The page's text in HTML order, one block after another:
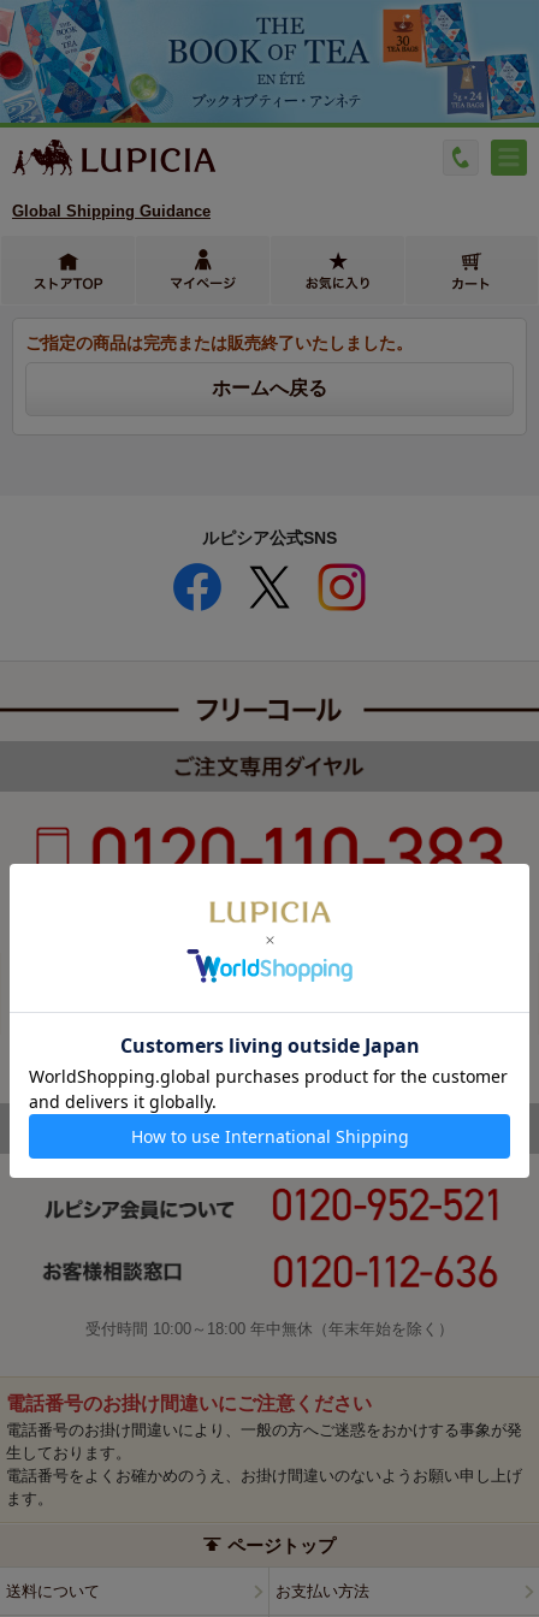
Global Shipping Guidance
ご指定の商品は完売または販売終了いたしました。
ルピシア公式SNS
カスタマーハラスメントについて
受付時間 10:00～18:00 年中無休（年末年始を除く）
電話番号のお掛け間違いにご注意ください
電話番号のお掛け間違いにより、一般の方へご迷惑をおかけする事象が発
生しております。
電話番号をよくお確かめのうえ、お掛け間違いのないようお願い申し上げ
ます。
ページトップ
送料について お支払い方法